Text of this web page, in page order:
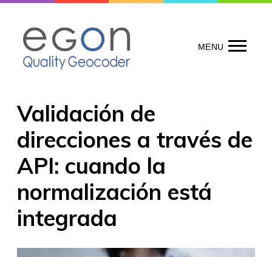
content
MENU
Validación de
direcciones a través de
API: cuando la
normalización está
integrada